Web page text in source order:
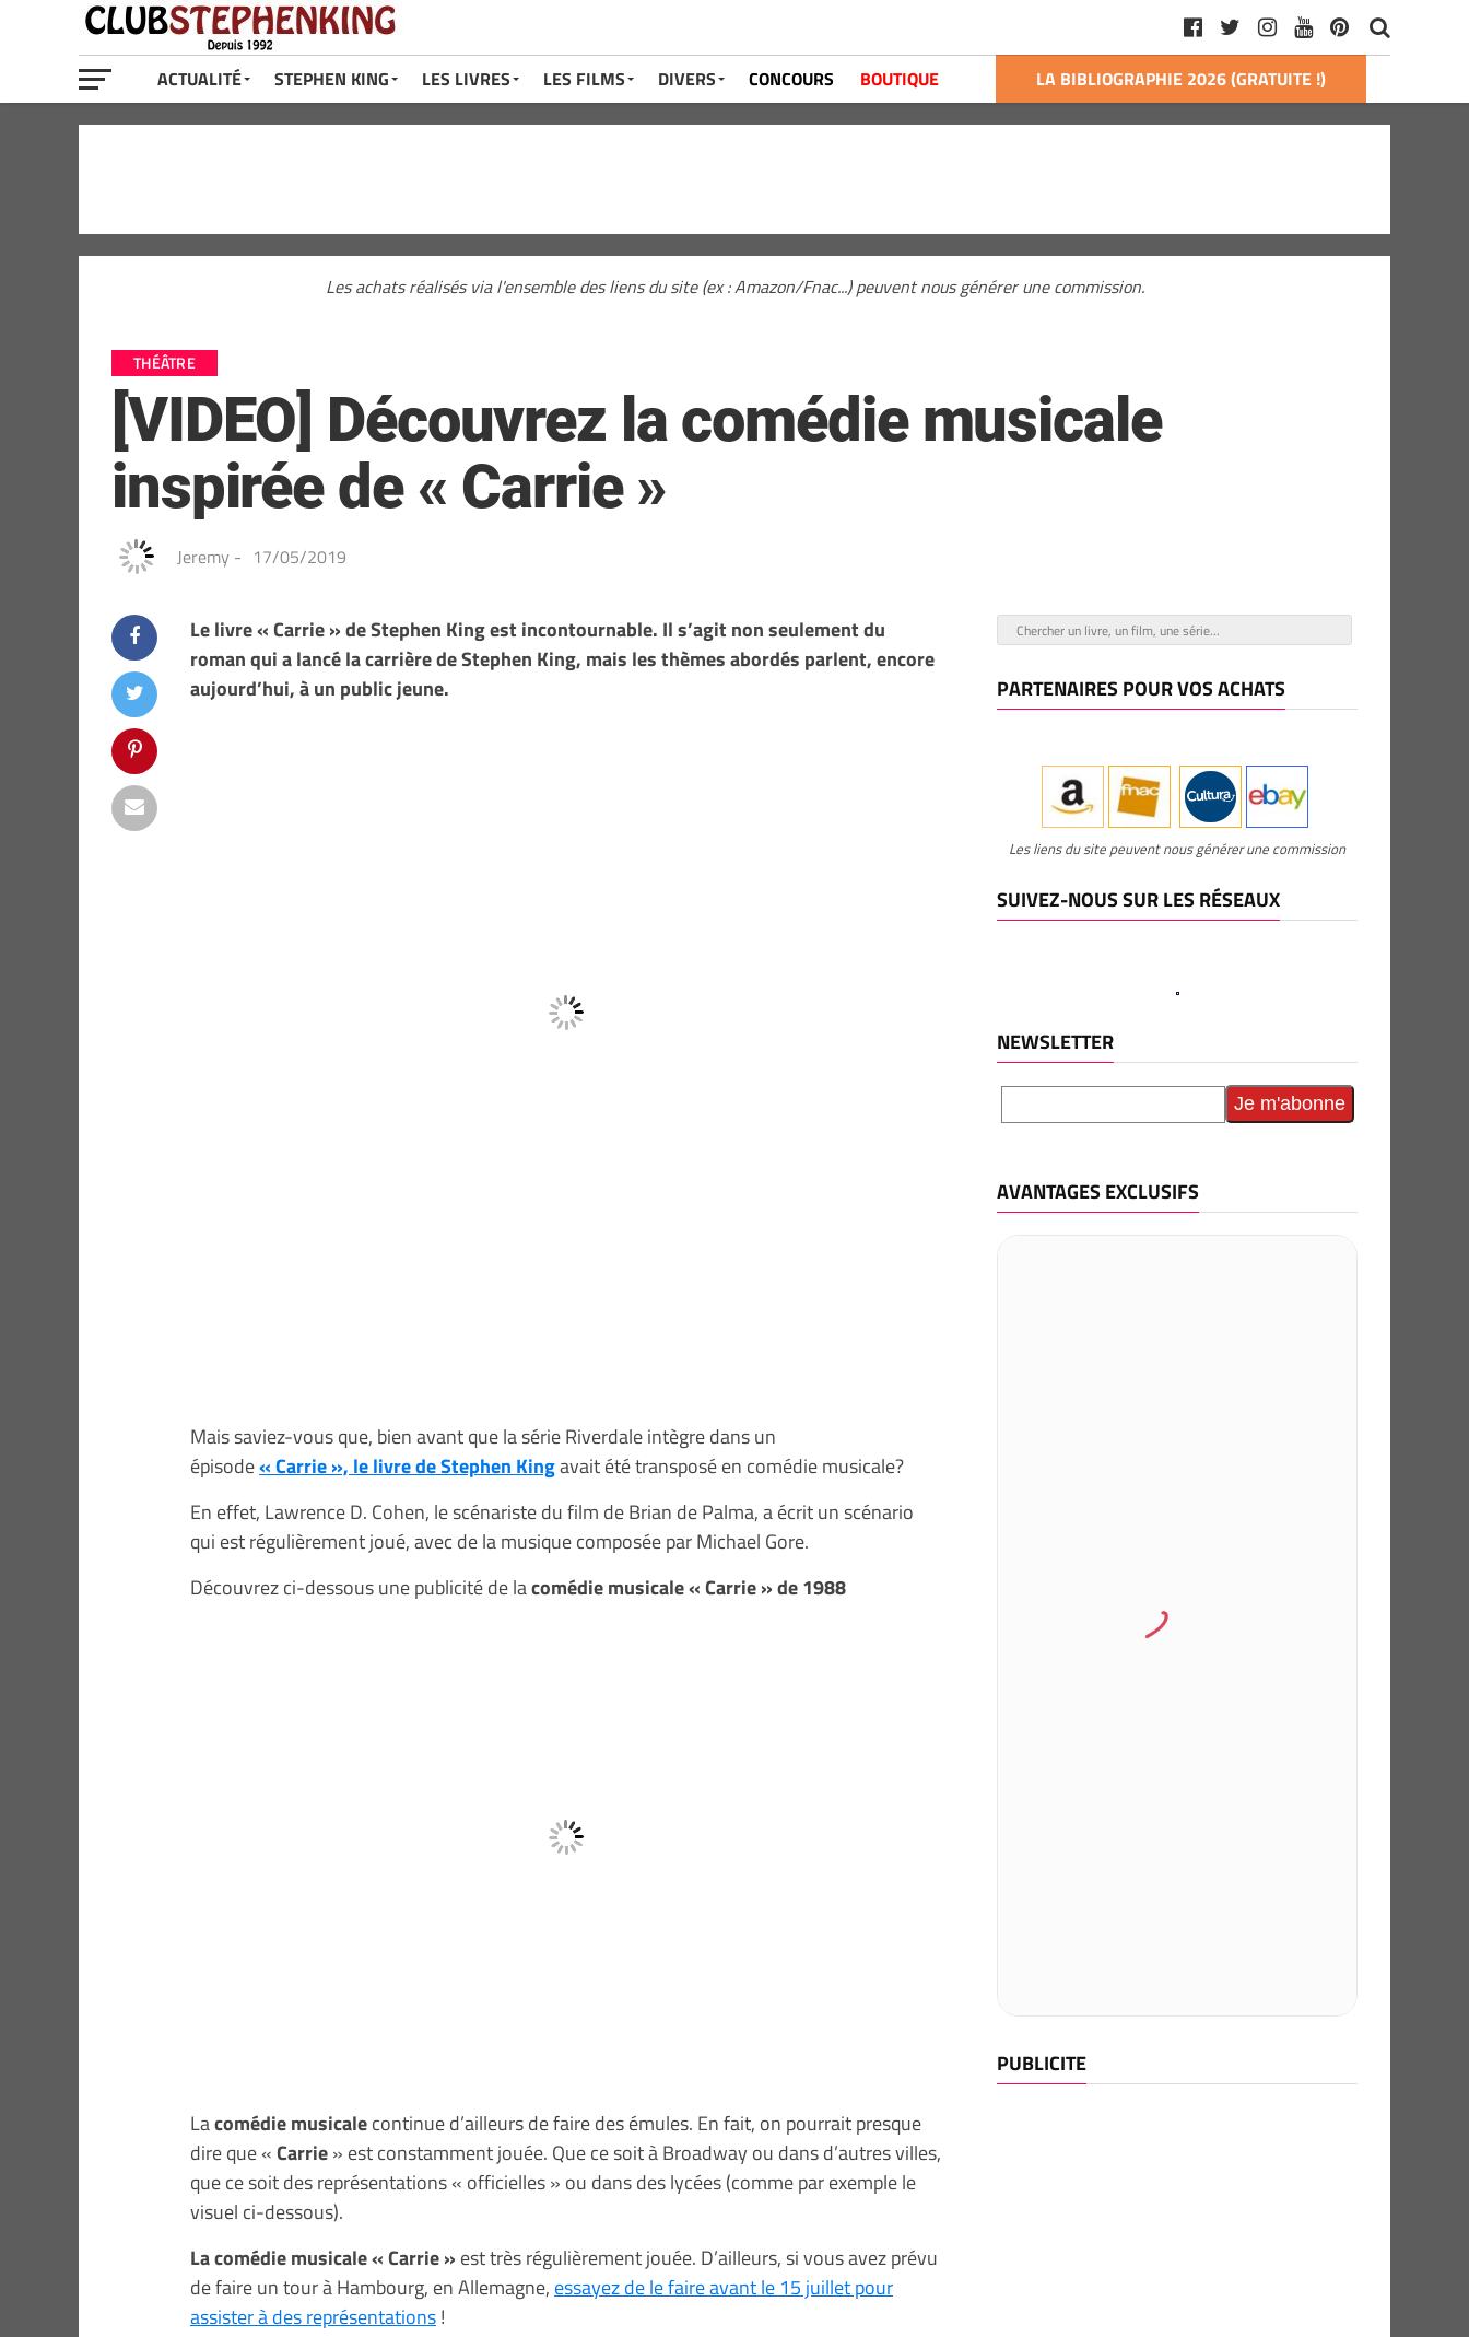
ACTUALITÉ STEPHEN KING LES LIVRES LES FILMS DIVERS CONCOURS BOUTIQUE LA BIBLIOGRAPHIE 2026 (GRATUITE !)
Les achats réalisés via l'ensemble des liens du site (ex : Amazon/Fnac...) peuvent nous générer une commission.
THÉÂTRE
[VIDEO] Découvrez la comédie musicale
inspirée de « Carrie »
Jeremy - 17/05/2019
Le livre « Carrie » de Stephen King est incontournable. Il s’agit non seulement du
roman qui a lancé la carrière de Stephen King, mais les thèmes abordés parlent, encore
aujourd’hui, à un public jeune.
Mais saviez-vous que, bien avant que la série Riverdale intègre dans un
épisode« Carrie », le livre de Stephen Kingavait été transposé en comédie musicale?
En effet, Lawrence D. Cohen, le scénariste du film de Brian de Palma, a écrit un scénario
qui est régulièrement joué, avec de la musique composée par Michael Gore.
Découvrez ci-dessous une publicité de lacomédie musicale « Carrie » de 1988
Lacomédie musicalecontinue d’ailleurs de faire des émules. En fait, on pourrait presque
dire que «Carrie» est constamment jouée. Que ce soit à Broadway ou dans d’autres villes,
que ce soit des représentations « officielles » ou dans des lycées (comme par exemple le
visuel ci-dessous).
La comédie musicale « Carrie » est très régulièrement jouée. D’ailleurs, si vous avez prévu
de faire un tour à Hambourg, en Allemagne, essayez de le faire avant le 15 juillet pour
assister à des représentations!
PARTENAIRES POUR VOS ACHATS
Les liens du site peuvent nous générer une commission
SUIVEZ-NOUS SUR LES RÉSEAUX
NEWSLETTER
AVANTAGES EXCLUSIFS
PUBLICITE